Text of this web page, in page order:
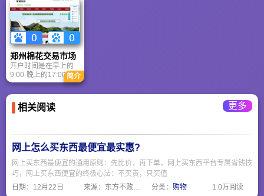
创新发展，以最佳的
业务运作方式，致力
于为客户提供品质一
流的产品和服务，实
现客户和公司的双
赢，以专业创造财
富，以专心提升价
值。
投资政策环境的完
善、促进国内外风险
投资业的合作与交
国家领导人、部委领
家与企业家的高度评
价。
郑州棉花交易市场
开户时间是在早上的
9:00-晚上的17:00，
这段时间属于我们开
户部门的上班时间，
所以这段时间之内均
可进行开户，一般在
简介
相关阅读 更多
网上怎么买东西最便宜最实惠?
网上买东西最便宜的通用原则：先比价，再下单，网上买东西平台专属省钱技
巧，网上买东西便宜的终极心法：不买贵，只买值
日期： 12月22日 来源：东方不败网址大全 分类： 购物 1.0万阅读